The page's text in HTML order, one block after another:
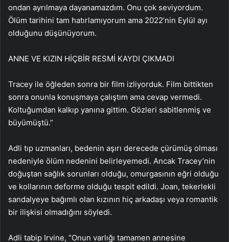
ondan ayrılmaya dayanamazdım. Onu çok seviyordum.
Ölüm tarihini tam hatırlamıyorum ama 2022’nin Eylül ayı
olduğunu düşünüyorum.
ANNE VE KIZIN HİÇBİR RESMİ KAYDI ÇIKMADI
Tracey ile öğleden sonra bir film izliyorduk. Film bittikten
sonra onunla konuşmaya çalıştım ama cevap vermedi.
Koltuğumdan kalkıp yanına gittim. Gözleri sabitlenmiş ve
büyümüştü.”
Adli tıp uzmanları, bedenin aşırı derecede çürümüş olması
nedeniyle ölüm nedenini belirleyemedi. Ancak Tracey’nin
doğuştan sağlık sorunları olduğu, omurgasının eğri olduğu
ve kollarının deforme olduğu tespit edildi. Joan, tekerlekli
sandalyeye bağımlı olan kızının hiç arkadaşı veya romantik
bir ilişkisi olmadığını söyledi.
Adli tabip Irvine, “Onun varlığı tamamen annesine